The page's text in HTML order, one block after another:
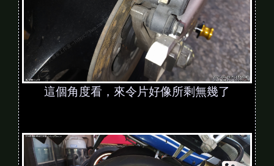
這個角度看，來令片好像所剩無幾了